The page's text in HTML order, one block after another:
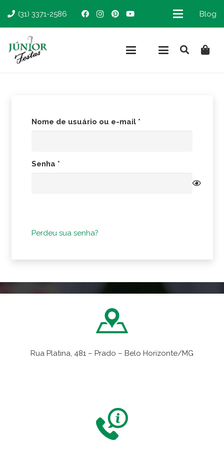
(31) 3371-2586 Blog
Nome de usuário ou e-mail *Obrigatório
Senha *Obrigatório
Perdeu sua senha?
Rua Platina, 481 – Prado – Belo Horizonte/MG